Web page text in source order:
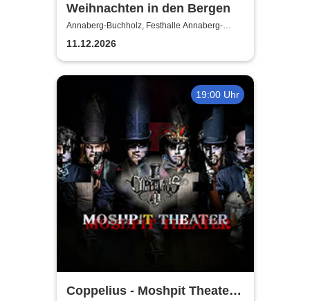
Weihnachten in den Bergen
Annaberg-Buchholz, Festhalle Annaberg-
Buchholz
11.12.2026
19:00 Uhr
Coppelius - Moshpit Theater